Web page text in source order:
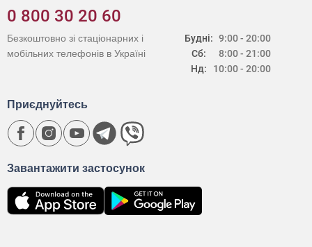
0 800 30 20 60
Будні:
Сб:
Нд:
9:00 - 20:00
8:00 - 21:00
10:00 - 20:00
Безкоштовно зі стаціонарних і
мобільних телефонів в Україні
Завантажити застосунок
Приєднуйтесь